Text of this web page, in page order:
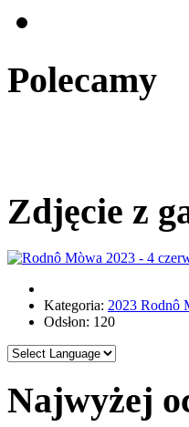
Polecamy
Zdjęcie z
Kategoria: 2023 Rodnô
Odsłon: 120
Najwyżej